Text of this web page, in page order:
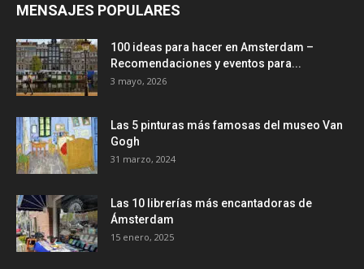
MENSAJES POPULARES
100 ideas para hacer en Amsterdam –
Recomendaciones y eventos para...
3 mayo, 2026
Las 5 pinturas más famosas del museo Van
Gogh
31 marzo, 2024
Las 10 librerías más encantadoras de
Ámsterdam
15 enero, 2025